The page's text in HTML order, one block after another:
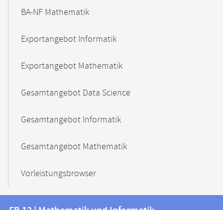
BA-NF Mathematik
Exportangebot Informatik
Exportangebot Mathematik
Gesamtangebot Data Science
Gesamtangebot Informatik
Gesamtangebot Mathematik
Vorleistungsbrowser
Kontakt